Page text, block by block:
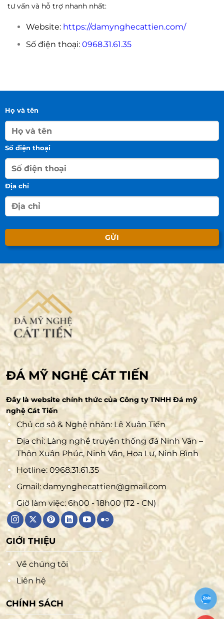
tư vấn và hỗ trợ nhanh nhất:
Website: https://damynghecattien.com/
Số điện thoại: 0968.31.61.35
Họ và tên
Số điện thoại
Địa chỉ
ĐÁ MỸ NGHỆ CÁT TIẾN
Đây là website chính thức của Công ty TNHH Đá mỹ
nghệ Cát Tiến
Chủ cơ sở & Nghệ nhân: Lê Xuân Tiến
Địa chỉ: Làng nghề truyền thống đá Ninh Vân –
Thôn Xuân Phúc, Ninh Vân, Hoa Lư, Ninh Bình
Hotline: 0968.31.61.35
Gmail: damynghecattien@gmail.com
Giờ làm việc: 6h00 - 18h00 (T2 - CN)
GIỚI THIỆU
Về chúng tôi
Liên hệ
CHÍNH SÁCH